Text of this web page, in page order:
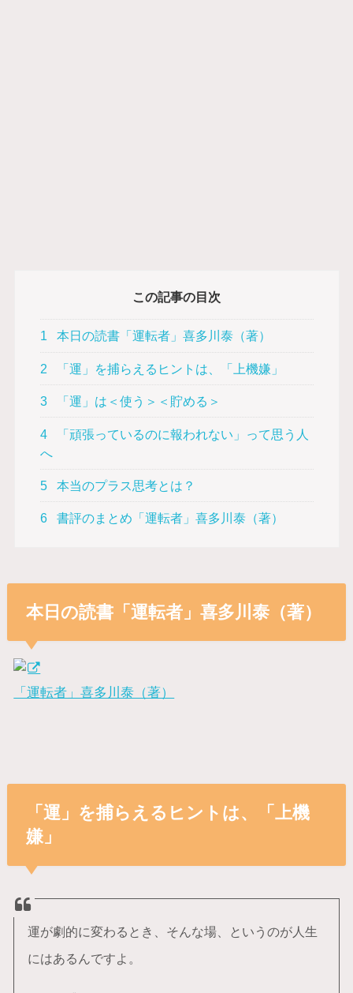
この記事の目次
1 本日の読書「運転者」喜多川泰（著）
2 「運」を捕らえるヒントは、「上機嫌」
3 「運」は＜使う＞＜貯める＞
4
「頑張っているのに報われない」って思う人
へ
5 本当のプラス思考とは？
6 書評のまとめ「運転者」喜多川泰（著）
本日の読書「運転者」喜多川泰（著）
「運転者」喜多川泰（著）
「運」を捕らえるヒントは、「上機
嫌」
運が劇的に変わるとき、そんな場、というのが人生
にはあるんですよ。